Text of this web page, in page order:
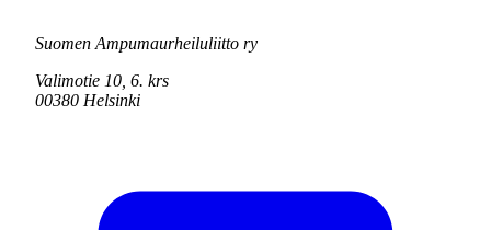
Suomen Ampumaurheiluliitto ry
Valimotie 10, 6. krs
00380 Helsinki